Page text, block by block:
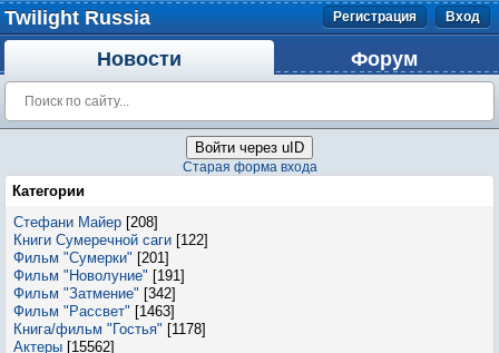
Twilight Russia Регистрация Вход
Новости Форум
Войти через uID
Старая форма входа
Категории
Стефани Майер [208]
Книги Сумеречной саги [122]
Фильм "Сумерки" [201]
Фильм "Новолуние" [191]
Фильм "Затмение" [342]
Фильм "Рассвет" [1463]
Книга/фильм "Гостья" [1178]
Актеры [15562]